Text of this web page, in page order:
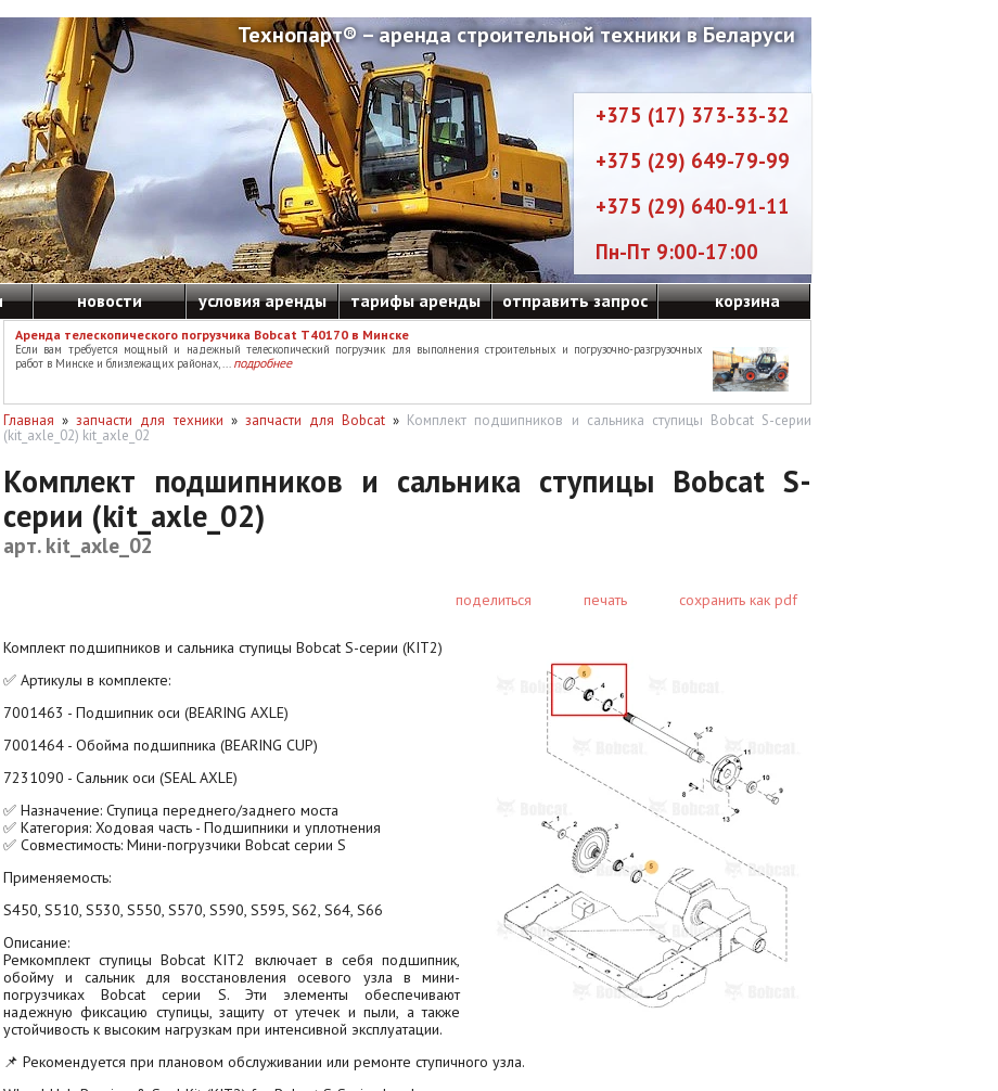
Технопарт® – аренда строительной техники в Беларуси
+375 (17) 373-33-32
+375 (29) 649-79-99
+375 (29) 640-91-11
Пн-Пт 9:00-17:00
новости условия аренды тарифы аренды отправить запрос корзина
Аренда телескопического погрузчика Bobcat T40170 в Минске
Если вам требуется мощный и надежный телескопический погрузчик для выполнения строительных и погрузочно-разгрузочных
работ в Минске и близлежащих районах, ... подробнее
Главная » запчасти для техники » запчасти для Bobcat » Комплект подшипников и сальника ступицы Bobcat S-серии
(kit_axle_02) kit_axle_02
Комплект подшипников и сальника ступицы Bobcat S-
серии (kit_axle_02)
арт. kit_axle_02
поделиться печать сохранить как pdf
Комплект подшипников и сальника ступицы Bobcat S-серии (KIT2)
✅ Артикулы в комплекте:
7001463 - Подшипник оси (BEARING AXLE)
7001464 - Обойма подшипника (BEARING CUP)
7231090 - Сальник оси (SEAL AXLE)
✅ Назначение: Ступица переднего/заднего моста
✅ Категория: Ходовая часть - Подшипники и уплотнения
✅ Совместимость: Мини-погрузчики Bobcat серии S
Применяемость:
S450, S510, S530, S550, S570, S590, S595, S62, S64, S66
Описание:
Ремкомплект ступицы Bobcat KIT2 включает в себя подшипник,
обойму и сальник для восстановления осевого узла в мини-
погрузчиках Bobcat серии S. Эти элементы обеспечивают
надежную фиксацию ступицы, защиту от утечек и пыли, а также
устойчивость к высоким нагрузкам при интенсивной эксплуатации.
📌 Рекомендуется при плановом обслуживании или ремонте ступичного узла.